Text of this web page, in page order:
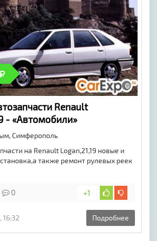
Renault
- «Автомобили»
Симферополь
на Renault Logan,21,19 новые и
также ремонт рулевых реек
0 +1
16:32 Подробнее